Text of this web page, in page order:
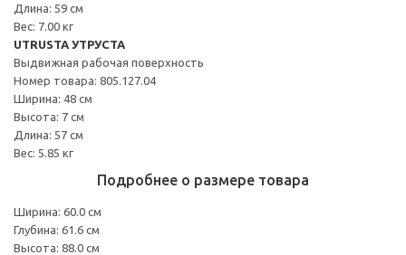
Длина: 59 см
Вес: 7.00 кг
UTRUSTA УТРУСТА
Выдвижная рабочая поверхность
Номер товара: 805.127.04
Ширина: 48 см
Высота: 7 см
Длина: 57 см
Вес: 5.85 кг
Подробнее о размере товара
Ширина: 60.0 см
Глубина: 61.6 см
Высота: 88.0 см